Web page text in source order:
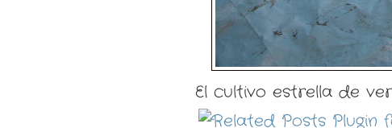
El cultivo estrella de